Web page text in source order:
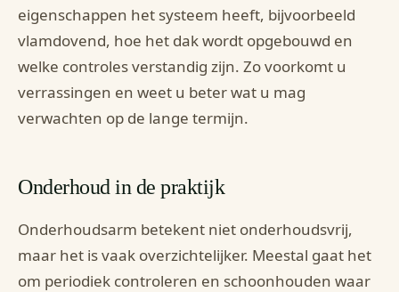
eigenschappen het systeem heeft, bijvoorbeeld
vlamdovend, hoe het dak wordt opgebouwd en
welke controles verstandig zijn. Zo voorkomt u
verrassingen en weet u beter wat u mag
verwachten op de lange termijn.
Onderhoud in de praktijk
Onderhoudsarm betekent niet onderhoudsvrij,
maar het is vaak overzichtelijker. Meestal gaat het
om periodiek controleren en schoonhouden waar